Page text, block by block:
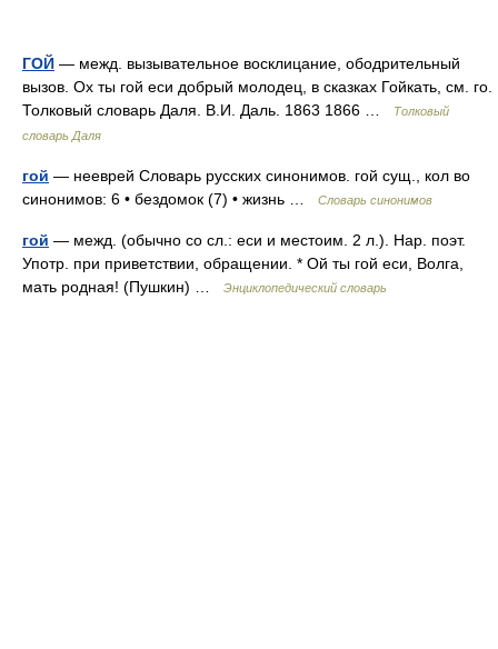
ГОЙ — межд. вызывательное восклицание, ободрительный
вызов. Ох ты гой еси добрый молодец, в сказках Гойкать, см. го.
Толковый словарь Даля. В.И. Даль. 1863 1866 …
Толковый
словарь Даля
гой — нееврей Словарь русских синонимов. гой сущ., кол во
синонимов: 6 • бездомок (7) • жизнь …
Словарь синонимов
гой — межд. (обычно со сл.: еси и местоим. 2 л.). Нар. поэт.
Употр. при приветствии, обращении. * Ой ты гой еси, Волга,
мать родная! (Пушкин) …
Энциклопедический словарь